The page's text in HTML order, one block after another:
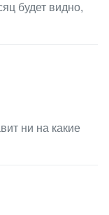
будет видно,
ни на какие